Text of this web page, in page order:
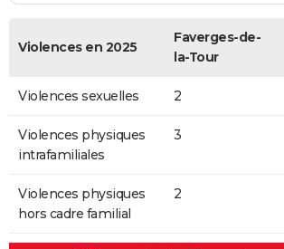
Violences en 2025
Faverges-de-
la-Tour
Violences sexuelles 2
Violences physiques
intrafamiliales
3
Violences physiques
hors cadre familial
2